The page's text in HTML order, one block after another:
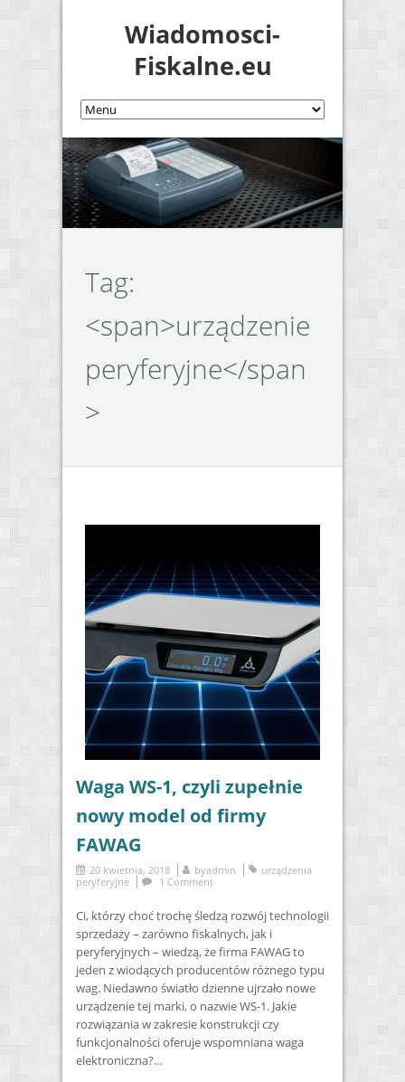
Wiadomosci-
Fiskalne.eu
Tag:
<span>urządzenie
peryferyjne</span
>
Waga WS-1, czyli zupełnie
nowy model od firmy
FAWAG
20 kwietnia, 2018 byadmin
urządzenia
peryferyjne
1 Comment
Ci, którzy choć trochę śledzą rozwój technologii
sprzedaży – zarówno fiskalnych, jak i
peryferyjnych – wiedzą, że firma FAWAG to
jeden z wiodących producentów różnego typu
wag. Niedawno światło dzienne ujrzało nowe
urządzenie tej marki, o nazwie WS-1. Jakie
rozwiązania w zakresie konstrukcji czy
funkcjonalności oferuje wspomniana waga
elektroniczna?…